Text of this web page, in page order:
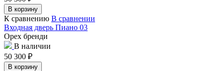
В корзину
К сравнению В сравнении
Входная дверь Пиано 03
Орех бренди
В наличии
50 300 ₽
В корзину